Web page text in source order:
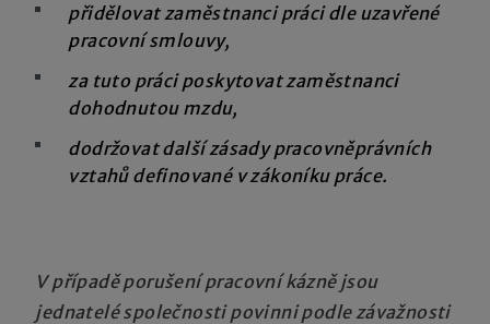
přidělovat zaměstnanci práci dle uzavřené
pracovní smlouvy,
za tuto práci poskytovat zaměstnanci
dohodnutou mzdu,
dodržovat další zásady pracovněprávních
vztahů definované v zákoníku práce.
V případě porušení pracovní kázně jsou
jednatelé společnosti povinni podle závažnosti